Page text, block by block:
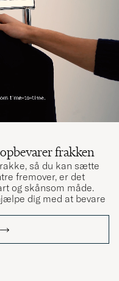
frakken
så du kan sætte
fremover, er det
og skånsom måde.
dig med at bevare